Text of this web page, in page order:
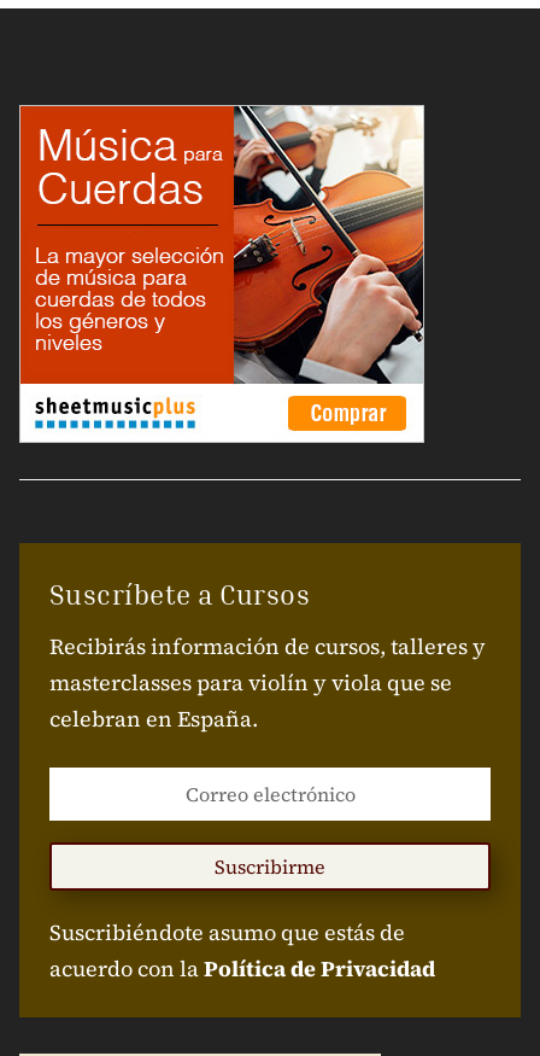
Suscríbete a Cursos
Recibirás información de cursos, talleres y
masterclasses para violín y viola que se
celebran en España.
Suscribirme
Suscribiéndote asumo que estás de
acuerdo con laPolítica de Privacidad